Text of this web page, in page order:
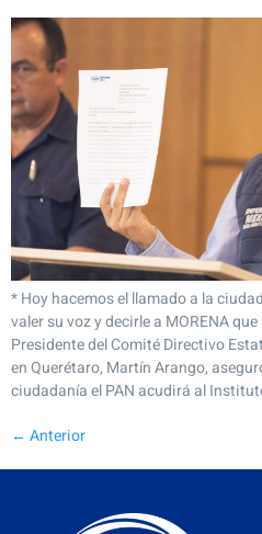
* Hoy hacemos el llamado a la
valer su voz y decirle a MORENA
Presidente del Comité Directivo
en Querétaro, Martín Arango,
ciudadanía el PAN acudirá al
← Anterior